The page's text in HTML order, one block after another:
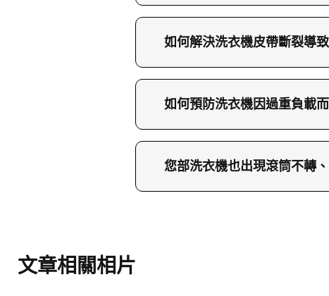
如何解決洗衣機皮帶斷裂導
維修兵團師傅會先切斷電源
準備相容的全新傳動帶，拆
程，確保故障完全排除。
如何預防洗衣機因過重負載
為延長洗衣機使用壽命並預
重的棉被、枕頭等物件；同
您部洗衣機也出現滾筒不轉
文章相關相片